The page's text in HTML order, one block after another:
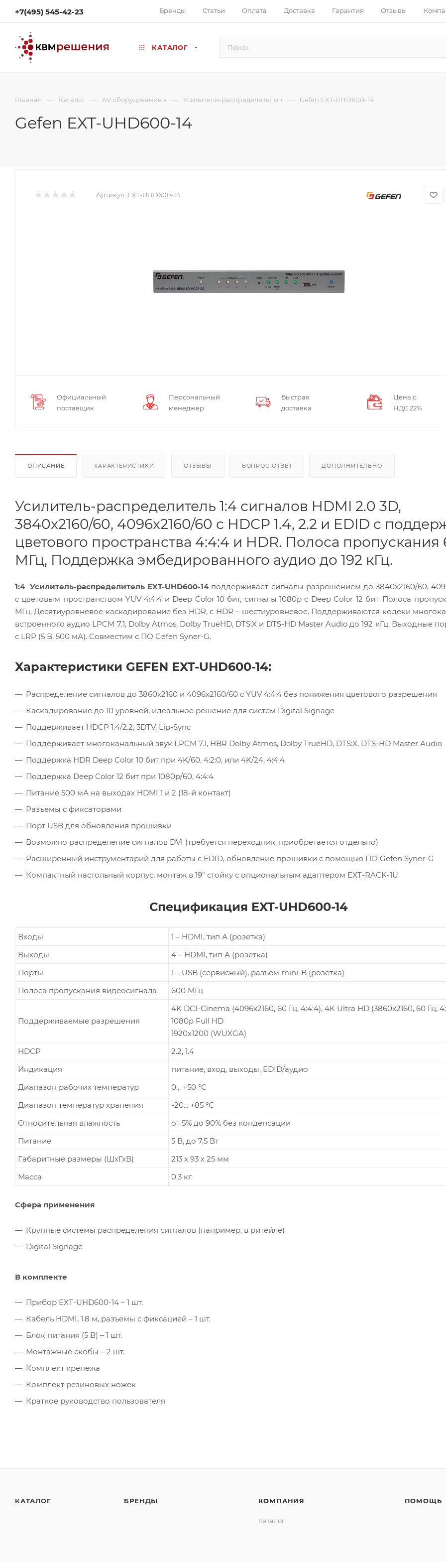
+7(495) 545-42-23 Бренды Статьи Оплата Доставка Гарантия Отзывы
КАТАЛОГ
Главная — Каталог — AV оборудование — Усилители-распределители — Gefen EXT-UHD600-14
Gefen EXT-UHD600-14
Артикул: EXT-UHD600-14
Официальный
поставщик
Персональный
менеджер
Быстрая
доставка
Цена с
НДС 22%
ОПИСАНИЕ ХАРАКТЕРИСТИКИ ОТЗЫВЫ ВОПРОС-ОТВЕТ ДОПОЛНИТЕЛЬНО
Усилитель-распределитель 1:4 сигналов HDMI 2.0 3D,
3840x2160/60, 4096x2160/60 с HDCP 1.4, 2.2 и EDID с
цветового пространства 4:4:4 и HDR. Полоса пропускания
МГц, Поддержка эмбедированного аудио до 192 кГц.
1:4 Усилитель-распределитель EXT-UHD600-14поддерживает сигналы разрешением до 3840x2160/60,
с цветовым пространством YUV 4:4:4 и Deep Color 10 бит, сигналы 1080p с Deep Color 12 бит. Полоса
МГц. Десятиуровневое каскадирование без HDR, с HDR – шестиуровневое. Поддерживаются кодеки
встроенного аудио LPCM 7.1, Dolby Atmos, Dolby TrueHD, DTS:X и DTS-HD Master Audio до 192 кГц. Выходные
с LRP (5 В, 500 мА). Совместим с ПО Gefen Syner-G.
Характеристики GEFEN EXT-UHD600-14:
Распределение сигналов до 3860x2160 и 4096x2160/60 с YUV 4:4:4 без понижения цветового разрешения
Каскадирование до 10 уровней, идеальное решение для систем Digital Signage
Поддерживает HDCP 1.4/2.2, 3DTV, Lip-Sync
Поддерживает многоканальный звук LPCM 7.1, HBR Dolby Atmos, Dolby TrueHD, DTS:X, DTS-HD Master Audio
Поддержка HDR Deep Color 10 бит при 4K/60, 4:2:0, или 4K/24, 4:4:4
Поддержка Deep Color 12 бит при 1080p/60, 4:4:4
Питание 500 мА на выходах HDMI 1 и 2 (18-й контакт)
Разъемы с фиксаторами
Порт USB для обновления прошивки
Возможно распределение сигналов DVI (требуется переходник, приобретается отдельно)
Расширенный инструментарий для работы с EDID, обновление прошивки с помощью ПО Gefen Syner-G
Компактный настольный корпус, монтаж в 19″ стойку с опциональным адаптером EXT-RACK-1U
Спецификация EXT-UHD600-14
Входы
1 – HDMI, тип А (розетка)
Выходы
4 – HDMI, тип А (розетка)
Порты
1 – USB (сервисный), разъем mini-B (розетка)
Полоса пропускания видеосигнала
600 МГц
Поддерживаемые разрешения
4K DCI-Cinema (4096x2160, 60 Гц, 4:4:4), 4K Ultra HD (3860x2160, 60 Гц,
1080p Full HD
1920x1200 (WUXGA)
HDCP
2.2, 1.4
Индикация
питание, вход, выходы, EDID/аудио
Диапазон рабочих температур
0... +50 °С
Диапазон температур хранения
-20... +85 °С
Относительная влажность
от 5% до 90% без конденсации
Питание
5 В, до 7,5 Вт
Габаритные размеры (ШхГхВ)
213 х 93 х 25 мм
Масса
0,3 кг
Сфера применения
Крупные системы распределения сигналов (например, в ритейле)
Digital Signage
В комплекте
Прибор EXT-UHD600-14 – 1 шт.
Кабель HDMI, 1.8 м, разъемы с фиксацией – 1 шт.
Блок питания (5 В) – 1 шт.
Монтажные скобы – 2 шт.
Комплект крепежа
Комплект резиновых ножек
Краткое руководство пользователя
КАТАЛОГ БРЕНДЫ КОМПАНИЯ
Каталог
ПОМОЩЬ